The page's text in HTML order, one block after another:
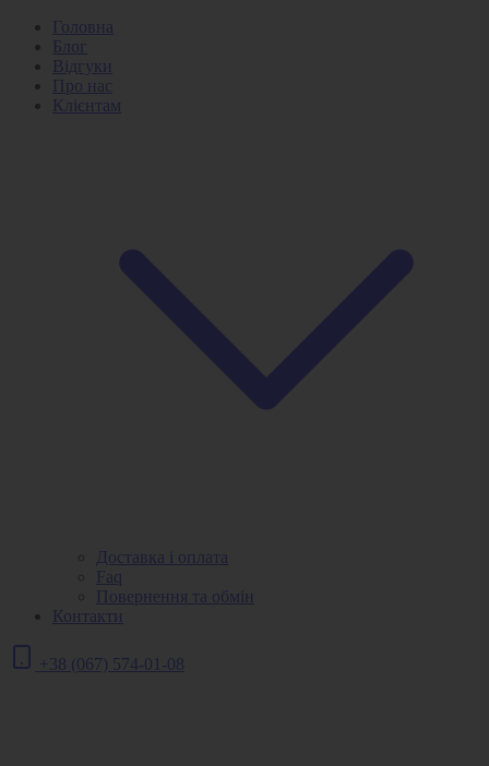
Головна
Блог
Відгуки
Про нас
Клієнтам
Доставка і оплата
Faq
Повернення та обмін
Контакти
+38 (067) 574-01-08